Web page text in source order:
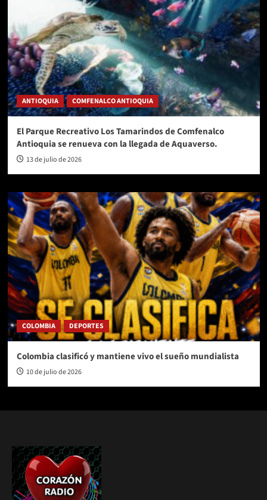
ANTIOQUIA COMFENALCO ANTIOQUIA
El Parque Recreativo Los Tamarindos de Comfenalco
Antioquia se renueva con la llegada de Aquaverso.
13 de julio de 2026
COLOMBIA DEPORTES
Colombia clasificó y mantiene vivo el sueño mundialista
10 de julio de 2026